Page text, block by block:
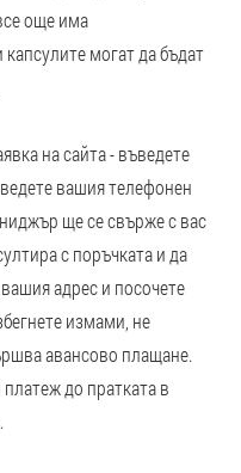
още има
могат да бъдат
на сайта - въведете
вашия телефонен
ще се свърже с вас
с поръчката и да
адрес и посочете
измами, не
авансово плащане.
до пратката в